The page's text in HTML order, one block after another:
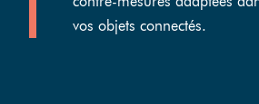
vos objets connectés.